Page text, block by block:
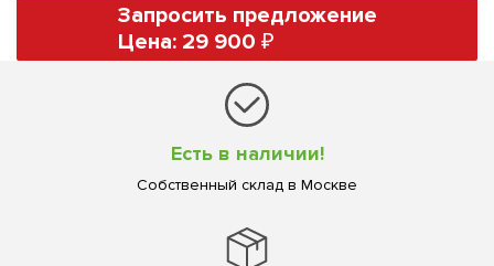
Запросить предложение
Цена: 29 900 ₽
Есть в наличии!
Собственный склад в Москве